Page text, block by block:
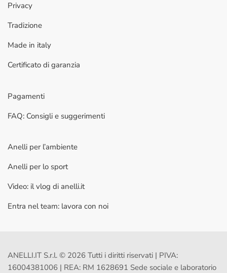
Privacy
Tradizione
Made in italy
Certificato di garanzia
Pagamenti
FAQ: Consigli e suggerimenti
Anelli per l’ambiente
Anelli per lo sport
Video: il vlog di anelli.it
Entra nel team: lavora con noi
ANELLI.IT S.r.l. © 2026 Tutti i diritti riservati | PIVA:
16004381006 | REA: RM 1628691 Sede sociale e laboratorio